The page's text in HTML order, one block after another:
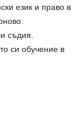
език и право в
съдия.
си обучение в